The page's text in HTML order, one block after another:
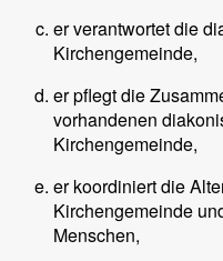
er verantwortet die
Kirchengemeinde,
er pflegt die
vorhandenen
Kirchengemeinde,
er koordiniert die
Kirchengemeinde
Menschen,